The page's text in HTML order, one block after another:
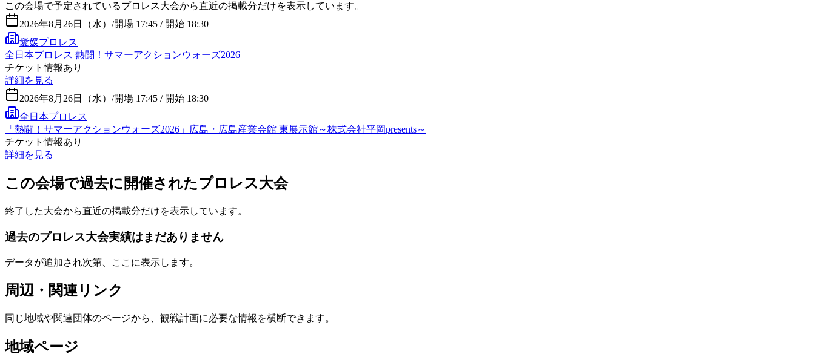
この会場で予定されているプロレス大会から直近の掲載分だけを表示しています。
2026年8月26日（水） /開場 17:45 / 開始 18:30
愛媛プロレス
全日本プロレス 熱闘！サマーアクションウォーズ2026
チケット情報あり
詳細を見る
2026年8月26日（水） /開場 17:45 / 開始 18:30
全日本プロレス
「熱闘！サマーアクションウォーズ2026」広島・広島産業会館 東展示館～株式会社平岡presents～
チケット情報あり
詳細を見る
この会場で過去に開催されたプロレス大会
終了した大会から直近の掲載分だけを表示しています。
過去のプロレス大会実績はまだありません
データが追加され次第、ここに表示します。
周辺・関連リンク
同じ地域や関連団体のページから、観戦計画に必要な情報を横断できます。
地域ページ